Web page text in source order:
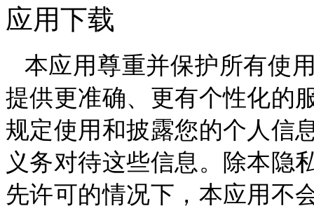
应用下载
本应用尊重并保护所有使
提供更准确、更有个性化的
规定使用和披露您的个人信
义务对待这些信息。除本隐
先许可的情况下，本应用不